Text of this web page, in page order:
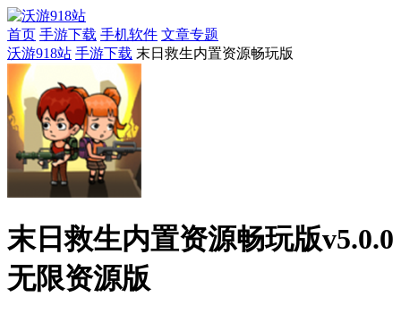
首页 手游下载 手机软件 文章专题
沃游918站 手游下载 末日救生内置资源畅玩版
末日救生内置资源畅玩版v5.0.0
无限资源版